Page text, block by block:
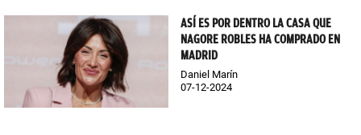
ASÍ ES POR DENTRO LA CASA QUE
NAGORE ROBLES HA COMPRADO EN
MADRID
Daniel Marín
07-12-2024